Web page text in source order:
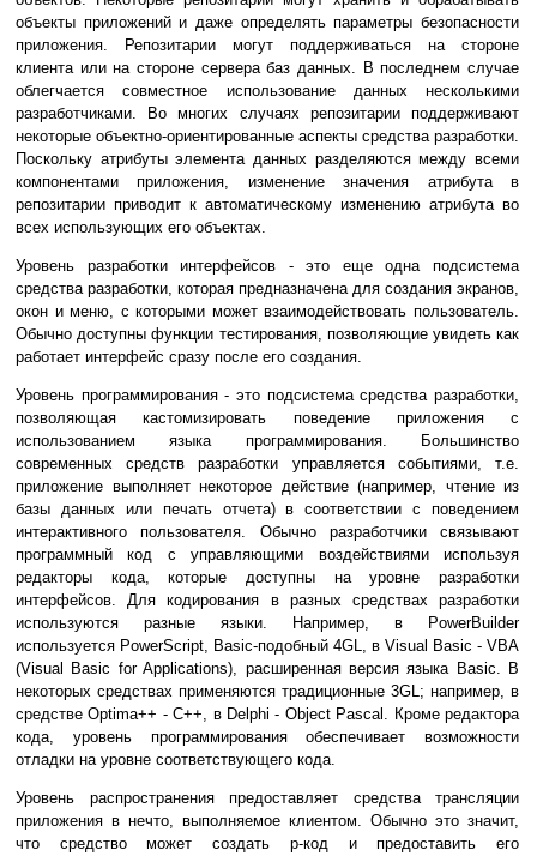
объекты приложений и даже определять параметры безопасности
приложения. Репозитарии могут поддерживаться на стороне
клиента или на стороне сервера баз данных. В последнем случае
облегчается совместное использование данных несколькими
разработчиками. Во многих случаях репозитарии поддерживают
некоторые объектно-ориентированные аспекты средства разработки.
Поскольку атрибуты элемента данных разделяются между всеми
компонентами приложения, изменение значения атрибута в
репозитарии приводит к автоматическому изменению атрибута во
всех использующих его объектах.
Уровень разработки интерфейсов - это еще одна подсистема
средства разработки, которая предназначена для создания экранов,
окон и меню, с которыми может взаимодействовать пользователь.
Обычно доступны функции тестирования, позволяющие увидеть как
работает интерфейс сразу после его создания.
Уровень программирования - это подсистема средства разработки,
позволяющая кастомизировать поведение приложения с
использованием языка программирования. Большинство
современных средств разработки управляется событиями, т.е.
приложение выполняет некоторое действие (например, чтение из
базы данных или печать отчета) в соответствии с поведением
интерактивного пользователя. Обычно разработчики связывают
программный код с управляющими воздействиями используя
редакторы кода, которые доступны на уровне разработки
интерфейсов. Для кодирования в разных средствах разработки
используются разные языки. Например, в PowerBuilder
используется PowerScript, Basic-подобный 4GL, в Visual Basic - VBA
(Visual Basic for Applications), расширенная версия языка Basic. В
некоторых средствах применяются традиционные 3GL; например, в
средстве Optima++ - C++, в Delphi - Object Pascal. Кроме редактора
кода, уровень программирования обеспечивает возможности
отладки на уровне соответствующего кода.
Уровень распространения предоставляет средства трансляции
приложения в нечто, выполняемое клиентом. Обычно это значит,
что средство может создать p-код и предоставить его